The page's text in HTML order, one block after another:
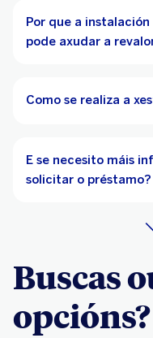
Por que a
pode axudar a
Como se realiza a
E se necesito máis
solicitar o préstamo?
Buscas
opcións?